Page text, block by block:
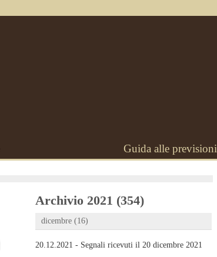
Guida alle previsioni
Archivio 2021 (354)
dicembre (16)
20.12.2021 - Segnali ricevuti il 20 dicembre 2021